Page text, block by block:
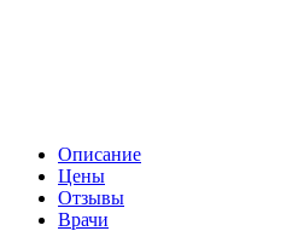
Описание
Цены
Отзывы
Врачи